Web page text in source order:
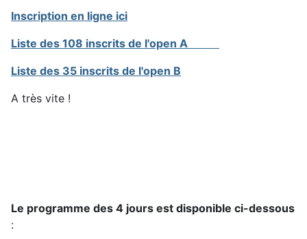
Inscription en ligne ici
Liste des 108 inscrits de l'open A
Liste des 35 inscrits de l'open B
A très vite !
Le programme des 4 jours est disponible ci-dessous
: